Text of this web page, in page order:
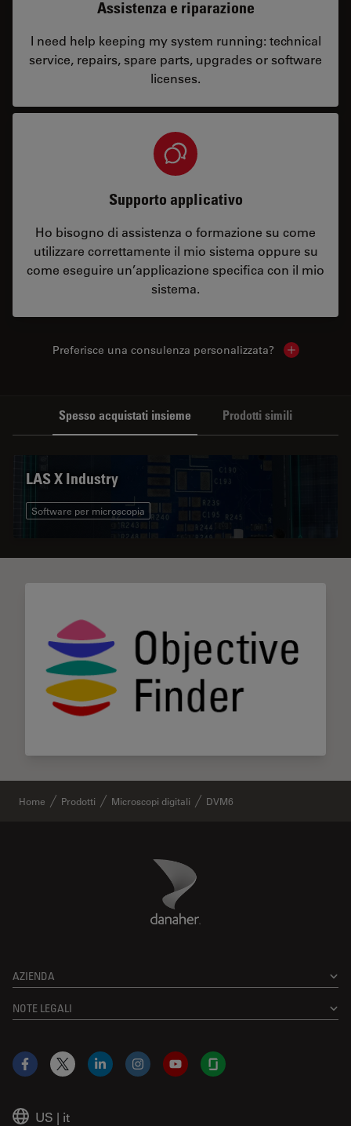
Assistenza e riparazione
I need help keeping my system running: technical
service, repairs, spare parts, upgrades or software
licenses.
Supporto applicativo
Ho bisogno di assistenza o formazione su come
utilizzare correttamente il mio sistema oppure su
come eseguire un’applicazione specifica con il mio
sistema.
Preferisce una consulenza personalizzata? Show local
Spesso acquistati insieme Prodotti simili
LAS X Industry
Software per microscopia
Home Prodotti Microscopi digitali DVM6
Danaher Logo
AZIENDA
NOTE LEGALI
US | it
Facebook
X LinkedInInstagramYouTubeGlassdoor